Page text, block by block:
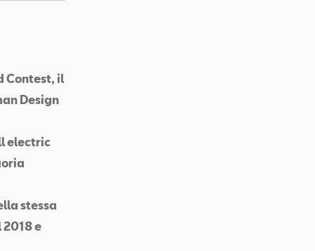
Contest, il
Design
electric
stessa
2018 e